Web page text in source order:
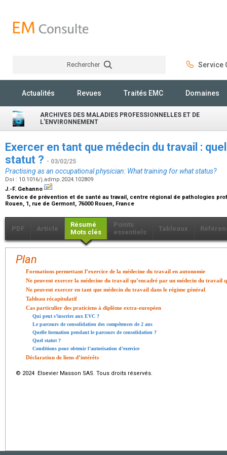
Rechercher Service
Actualités Revues Traités EMC Domaines
ARCHIVES DES MALADIES PROFESSIONNELLES ET DE
L'ENVIRONNEMENT
Exercer en tant que médecin du travail :
statut ? - 03/02/25
Practising as an occupational physician: What training for what status?
Doi : 10.1016/j.admp.2024.102809
J.-F. Gehanno
Service de prévention et de santé au travail, centre régional de pathologies
Rouen, 1, rue de Germont, 76000 Rouen, France
PDF Article
Résumé
Mots clés
Points
essentiels
Tableaux
Plan
Formations permettant l’exercice de la médecine du travail en autonomie
Ne peuvent exercer la médecine du travail qu’encadré par un médecin du travail
Ne peuvent exercer en tant que médecin du travail dans le régime général
Tableau récapitulatif
Cas particulier des praticiens à diplôme extra-européen
Qui peut s’inscrire aux EVC ?
Le parcours de consolidation des compétences de 2 ans
Quelle formation pendant le parcours de consolidation ?
Quel statut ?
Conditions pour obtenir l’autorisation d’exercice
Déclaration de liens d’intérêts
© 2024 Elsevier Masson SAS. Tous droits réservés.